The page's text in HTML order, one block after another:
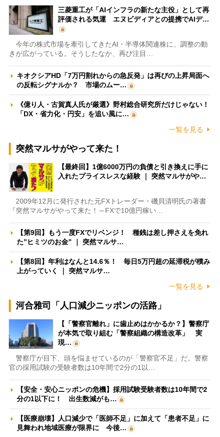
三菱重工が「AIインフラの新たな主役」として再
評価される気運 エヌビディアとの提携でAIデ…
今年の株式市場を牽引してきたAI・半導体関連株に、調整の動
きが広がっている。そうしたなか、再び注目…
キオクシアHD「7万円割れからの急反発」は再びの上昇局面へ
の反転シグナルか？ 市場のムー…
《億り人・古賀真人氏が厳選》野村総合研究所だけじゃない！
「DX・省力化・円安」を追い風に…
一覧を見る
突然マルサがやって来た！
【最終回】1億6000万円の負債と引き換えに手に
入れたプライスレスな経験 ｜ 突然マルサがや…
2009年12月に発行された元FXトレーダー・磯貝清明氏の著書
『突然マルサがやって来た！～FXで10億円稼い…
【第9回】もう一度FXでリベンジ！ 種銭は差し押さえを免れ
た”ヒミツのお金” ｜ 突然マルサ…
【第8回】年利はなんと14.6％！ 毎日5万円超の延滞税が積み
上がっていく ｜ 突然マルサ…
一覧を見る
河合雅司「人口減少ニッポンの活路」
【「警察官離れ」に歯止めはかかるか？】警察庁
が本気で取り組む「警察組織の構造改革」 実
現…
警察庁が目下、頭を悩ませているのが「警察官不足」だ。警察
官の採用試験の受験者数は10年間で2分の1以…
【安全・安心ニッポンの危機】採用試験受験者数は10年間で2
分の1以下に！ 出生数減がも…
【医療崩壊】人口減少で「医師不足」に加えて「患者不足」に
見舞われ地域医療が限界に 今後…